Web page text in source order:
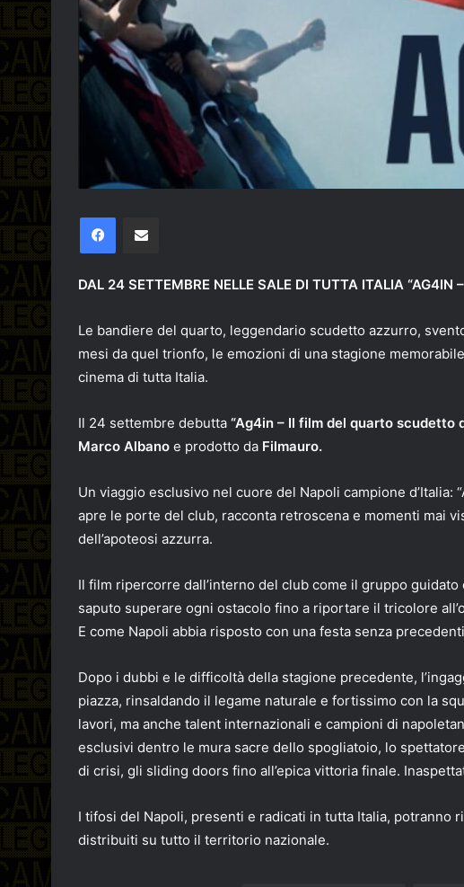
Facebook
DAL 24 SETTEMBRE NELLE SALE DI TUTTA ITALIA “AG4IN
Le bandiere del quarto, leggendario scudetto azzurro,
mesi da quel trionfo, le emozioni di una stagione
cinema di tutta Italia.
Il 24 settembre debutta “Ag4in – Il film del quarto scudetto
Marco Albano e prodotto da Filmauro.
Un viaggio esclusivo nel cuore del Napoli campione d’Italia:
apre le porte del club, racconta retroscena e momenti mai
dell’apoteosi azzurra.
Il film ripercorre dall’interno del club come il gruppo guidato
saputo superare ogni ostacolo fino a riportare il tricolore
E come Napoli abbia risposto con una festa senza
Dopo i dubbi e le difficoltà della stagione precedente,
piazza, rinsaldando il legame naturale e fortissimo con la
lavori, ma anche talent internazionali e campioni di
esclusivi dentro le mura sacre dello spogliatoio, lo
di crisi, gli sliding doors fino all’epica vittoria finale.
I tifosi del Napoli, presenti e radicati in tutta Italia, potranno
distribuiti su tutto il territorio nazionale.